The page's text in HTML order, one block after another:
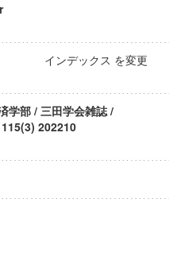
インデックス を変更
学部 / 三田学会雑誌 /
202210